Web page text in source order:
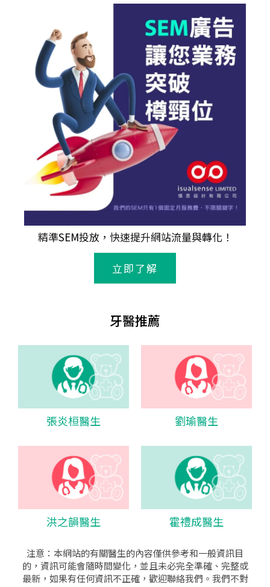
精準SEM投放，快速提升網站流量與轉化！
立即了解
牙醫推薦
張炎桓醫生 劉瑜醫生
洪之韻醫生 霍禮成醫生
注意：本網站的有關醫生的內容僅供參考和一般資訊目
的，資訊可能會隨時間變化，並且未必完全準確、完整或
最新，如果有任何資訊不正確，歡迎聯絡我們。我們不對